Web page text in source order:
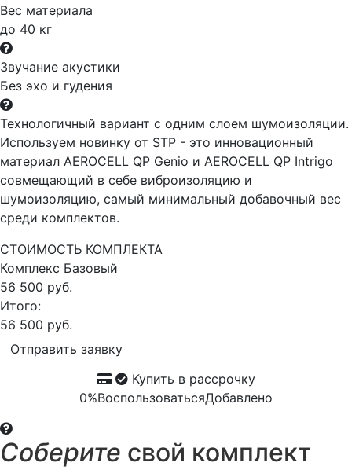
Вес материала
до 40 кг
Звучание акустики
Без эхо и гудения
Технологичный вариант с одним слоем шумоизоляции.
Используем новинку от STP - это инновационный
материал AEROCELL QP Genio и AEROCELL QP Intrigo
совмещающий в себе виброизоляцию и
шумоизоляцию, самый минимальный добавочный вес
среди комплектов.
СТОИМОСТЬ КОМПЛЕКТА
Комплекс Базовый
56 500 руб.
Итого:
56 500 руб.
Отправить заявку
Купить в рассрочку
0%ВоспользоватьсяДобавлено
Соберите свой комплект